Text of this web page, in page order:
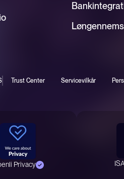
Trust Center Servicevilkår
Privacy